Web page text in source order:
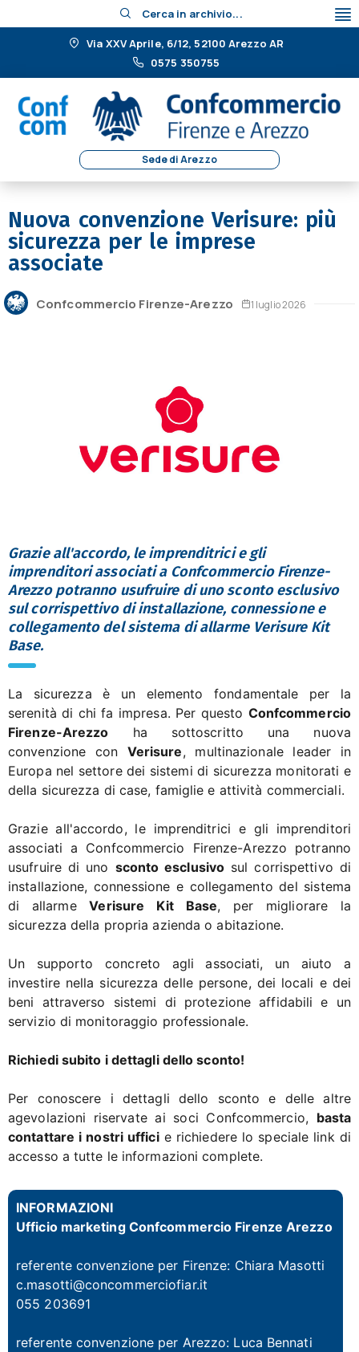
Cerca in archivio...
Via XXV Aprile, 6/12, 52100 Arezzo AR
0575 350755
Sede di Arezzo
Nuova convenzione Verisure: più
sicurezza per le imprese
associate
Confcommercio Firenze-Arezzo 1 luglio 2026
Grazie all'accordo, le imprenditrici e gli
imprenditori associati a Confcommercio Firenze-
Arezzo potranno usufruire di uno sconto esclusivo
sul corrispettivo di installazione, connessione e
collegamento del sistema di allarme Verisure Kit
Base.
La sicurezza è un elemento fondamentale per la
serenità di chi fa impresa. Per questo Confcommercio
Firenze-Arezzo ha sottoscritto una nuova
convenzione con Verisure, multinazionale leader in
Europa nel settore dei sistemi di sicurezza monitorati e
della sicurezza di case, famiglie e attività commerciali.
Grazie all'accordo, le imprenditrici e gli imprenditori
associati a Confcommercio Firenze-Arezzo potranno
usufruire di uno sconto esclusivo sul corrispettivo di
installazione, connessione e collegamento del sistema
di allarmeVerisure Kit Base, per migliorare la
sicurezza della propria azienda o abitazione.
Un supporto concreto agli associati, un aiuto a
investire nella sicurezza delle persone, dei locali e dei
beni attraverso sistemi di protezione affidabili e un
servizio di monitoraggio professionale.
Richiedi subito i dettagli dello sconto!
Per conoscere i dettagli dello sconto e delle altre
agevolazioni riservate ai soci Confcommercio, basta
contattare i nostri ufficie richiedere lo speciale link di
accesso a tutte le informazioni complete.
INFORMAZIONI
Ufficio marketing Confcommercio Firenze Arezzo
referente convenzione per Firenze: Chiara Masotti
c.masotti@concommerciofiar.it
055 203691
referente convenzione per Arezzo: Luca Bennati